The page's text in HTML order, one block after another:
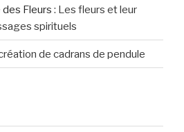
Fleurs : Les fleurs et leur
spirituels
de cadrans de pendule